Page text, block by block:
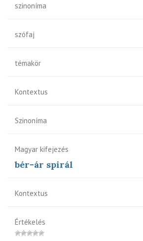
szinoníma
szófaj
témakör
Kontextus
Szinoníma
Magyar kifejezés
bér-ár spirál
Kontextus
Értékelés